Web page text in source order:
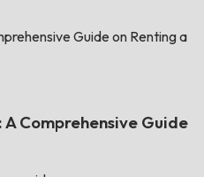
Guide on Renting a
Comprehensive Guide